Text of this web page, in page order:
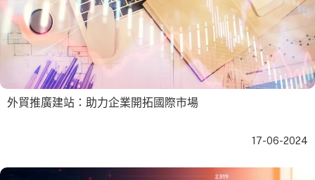
外貿推廣建站：助力企業開拓國際市場
17-06-2024